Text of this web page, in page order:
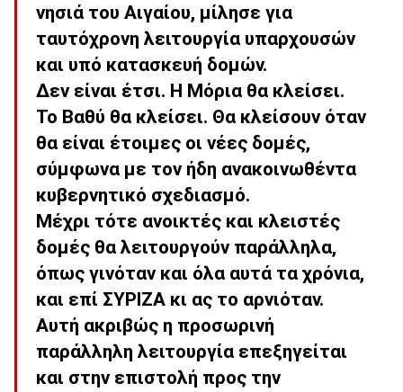
νησιά του Αιγαίου, μίλησε για
ταυτόχρονη λειτουργία υπαρχουσών
και υπό κατασκευή δομών.
Δεν είναι έτσι. Η Μόρια θα κλείσει.
Το Βαθύ θα κλείσει. Θα κλείσουν όταν
θα είναι έτοιμες οι νέες δομές,
σύμφωνα με τον ήδη ανακοινωθέντα
κυβερνητικό σχεδιασμό.
Μέχρι τότε ανοικτές και κλειστές
δομές θα λειτουργούν παράλληλα,
όπως γινόταν και όλα αυτά τα χρόνια,
και επί ΣΥΡΙΖΑ κι ας το αρνιόταν.
Αυτή ακριβώς η προσωρινή
παράλληλη λειτουργία επεξηγείται
και στην επιστολή προς την